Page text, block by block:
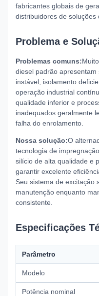
fabricantes globais de
distribuidores de soluções
Problema e
Problemas comuns:
diesel padrão
instável, isolamento
operação industrial
qualidade inferior e
inadequados geralmente
falha do enrolamento.
Nossa solução:O
tecnologia de
silício de alta qualidade e
garantir excelente
Seu sistema de excitação
manutenção enquanto
consistente.
Especificações
Parâmetro
Modelo
Potência nominal